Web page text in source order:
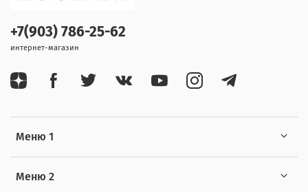
Меню 1
Меню 2
+7(903) 786-25-62
интернет-магазин